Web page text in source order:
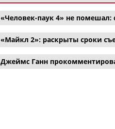
«Человек-паук 4» не
«Майкл 2»: раскрыты сроки
Джеймс Ганн